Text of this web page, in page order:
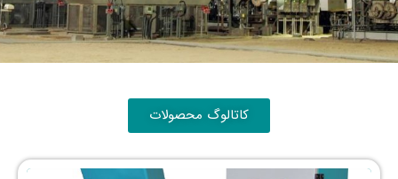
کاتالوگ محصولات